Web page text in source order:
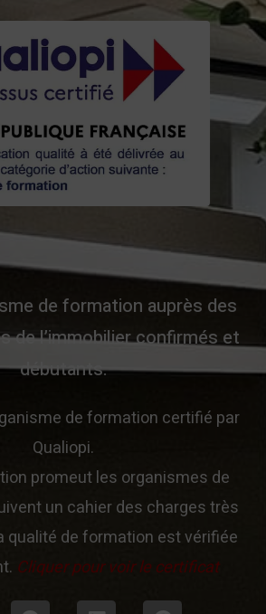
de formation auprès des
de l’immobilier confirmés et
débutants.
de formation certifié par
Qualiopi.
promeut les organismes de
un cahier des charges très
qualité de formation est vérifiée
Cliquer pour voir le certificat